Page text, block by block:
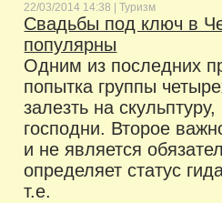
22/03/2014 14:38 |Туризм
Свадьбы под ключ в
популярны
Одним из последних
попытка группы
залезть на
господни. Второе
и не является
определяет статус
т.е.